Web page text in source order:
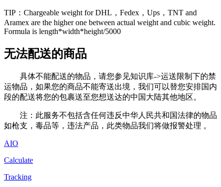
TIP：Chargeable weight for DHL，Fedex，Ups，TNT and
Aramex are the higher one between actual weight and cubic weight.
Formula is length*width*height/5000
无法配送的商品
具体不能配送的物品，请您参见知识库->运送限制下的禁
运物品，如果您的商品不能寄送出境，我们可以替您安排国内
段的配送将您的包裹送至您想送达的中国大陆其他地区。
注：此服务不包括含任何违反中华人民共和国法律的物品
如枪支，毒品等，违法产品，此类物品我们将做报警处理 。
AIO
Calculate
Tracking